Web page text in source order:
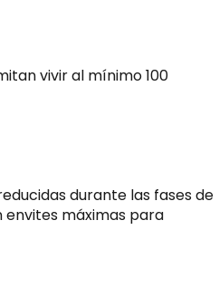
vivir al mínimo 100
durante las fases de
máximas para